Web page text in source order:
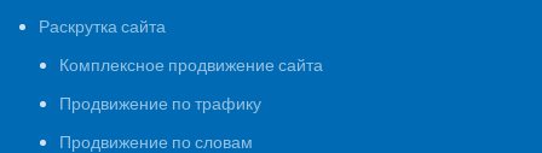
Раскрутка сайта
Комплексное продвижение сайта
Продвижение по трафику
Продвижение по словам